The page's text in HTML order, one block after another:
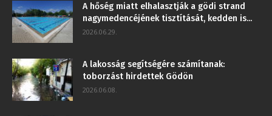
A hőség miatt elhalasztják a gödi strand
nagymedencéjének tisztítását, kedden is...
2026.06.29.
A lakosság segítségére számítanak:
toborzást hirdettek Gödön
2026.06.08.